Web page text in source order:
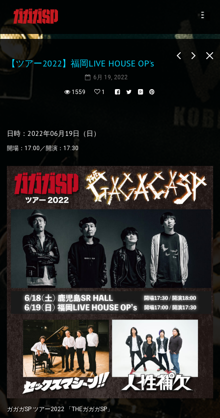
【ツアー2022】福岡LIVE HOUSE OP’s
6月 19, 2022
1559 1
日時：2022年06月19日（日）
開場：17:00／開演：17:30
ガガガSP ツアー2022 「THEガガガSP」